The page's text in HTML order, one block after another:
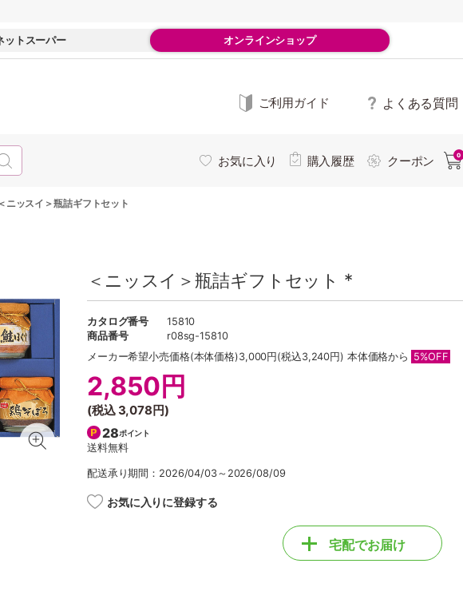
ットスーパー オンラインショップ
ご利用ガイド よくある質問
お気に入り 購入履歴 クーポン 0
＜ニッスイ＞瓶詰ギフトセット
＜ニッスイ＞瓶詰ギフトセット *
カタログ番号
15810
商品番号
r08sg-15810
メーカー希望小売価格(本体価格)3,000円(税込3,240円) 本体価格から 5%OFF
2,850円
(税込 3,078円)
28ポイント
送料無料
配送承り期間：2026/04/03～2026/08/09
お気に入りに登録する
宅配でお届け